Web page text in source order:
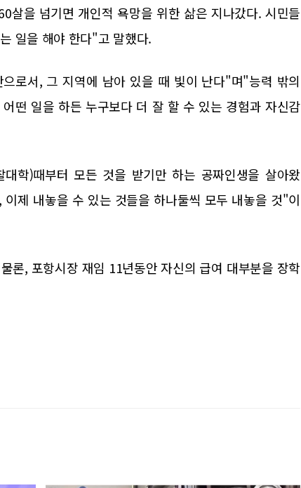
살을 넘기면 개인적 욕망을 위한 삶은 지나갔다. 시민들
일을 해야 한다"고 말했다.
로서, 그 지역에 남아 있을 때 빛이 난다"며"능력 밖의
떤 일을 하든 누구보다 더 잘 할 수 있는 경험과 자신감
학)때부터 모든 것을 받기만 하는 공짜인생을 살아왔
제 내놓을 수 있는 것들을 하나둘씩 모두 내놓을 것"이
론, 포항시장 재임 11년동안 자신의 급여 대부분을 장학